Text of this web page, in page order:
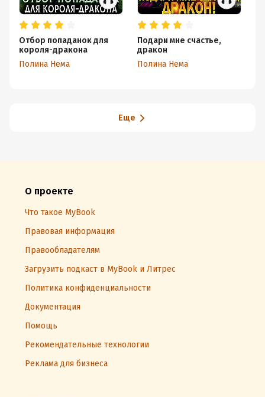
Отбор попаданок для
короля-дракона
Полина Нема
Подари мне счастье,
дракон
Полина Нема
Еще
О проекте
Что такое MyBook
Правовая информация
Правообладателям
Загрузить подкаст в MyBook и Литрес
Политика конфиденциальности
Документация
Помощь
Рекомендательные технологии
Реклама для бизнеса